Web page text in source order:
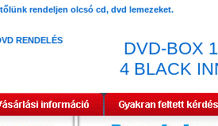
DVD-BOX
4 BLACK